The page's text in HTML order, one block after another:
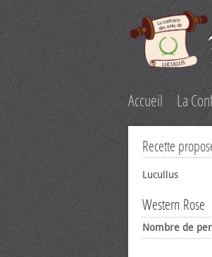
Accueil La
Recette
Lucullus
Western Rose
Nombre de